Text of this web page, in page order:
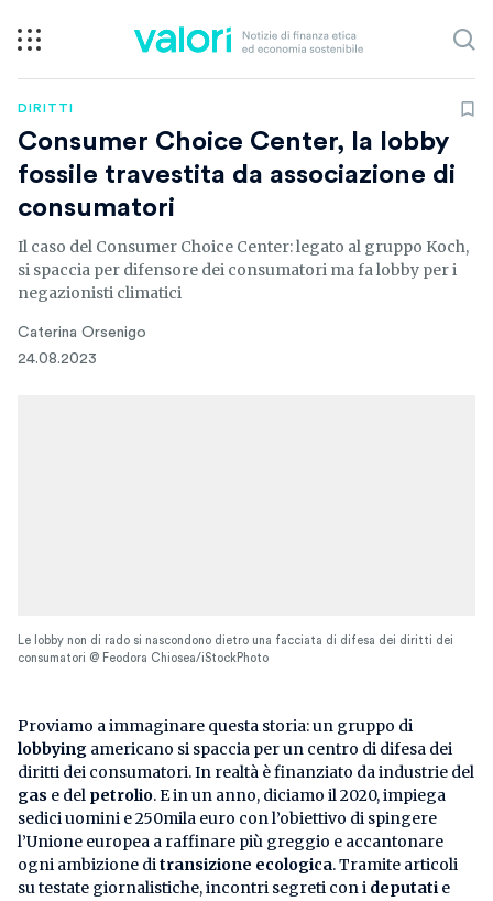
DIRITTI
Consumer Choice Center, la lobby
fossile travestita da associazione di
consumatori
Il caso del Consumer Choice Center: legato al gruppo Koch,
si spaccia per difensore dei consumatori ma fa lobby per i
negazionisti climatici
Caterina Orsenigo
24.08.2023
Le lobby non di rado si nascondono dietro una facciata di difesa dei diritti dei
consumatori @ Feodora Chiosea/iStockPhoto
Proviamo a immaginare questa storia: un gruppo di
lobbying americano si spaccia per un centro di difesa dei
diritti dei consumatori. In realtà è finanziato da industrie del
gas e del petrolio. E in un anno, diciamo il 2020, impiega
sedici uomini e 250mila euro con l’obiettivo di spingere
l’Unione europea a raffinare più greggio e accantonare
ogni ambizione ditransizione ecologica. Tramite articoli
su testate giornalistiche, incontri segreti con i deputati e